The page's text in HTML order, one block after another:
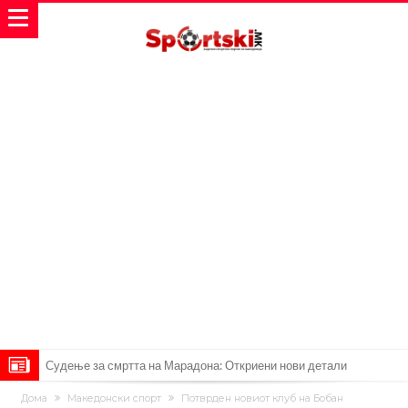
Судење за смртта на Марадона: Откриени нови детали
Англиски репрезентативец обвинет за напад во ноќен клуб – ќе
Дома Македонски спорт
Потврден новиот клуб на Бобан